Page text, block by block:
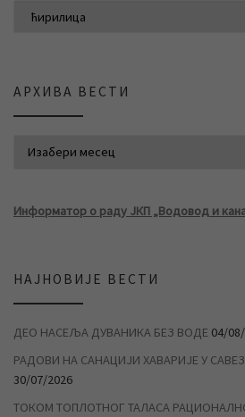
АРХИВА ВЕСТИ
Информатор о раду ЈКП „Водовод и
НАЈНОВИЈЕ ВЕСТИ
ДЕО НАСЕЉА ДУВАНИКА БЕЗ ВОДЕ 04/
РАДОВИ НА САНАЦИЈИ ХАВАРИЈЕ У
30/07/2026
ТОКОМ ТОПЛОТНОГ ТАЛАСА